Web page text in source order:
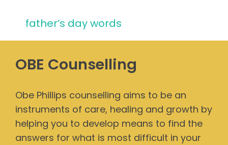
father’s day words
OBE Counselling
Obe Phillips counselling aims to be an
instruments of care, healing and growth by
helping you to develop means to find the
answers for what is most difficult in your